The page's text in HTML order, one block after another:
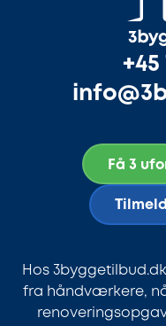
+45
Få 3
Hos
fra håndværkere,